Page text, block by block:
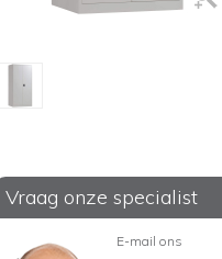
Vraag onze specialist
E-mail ons